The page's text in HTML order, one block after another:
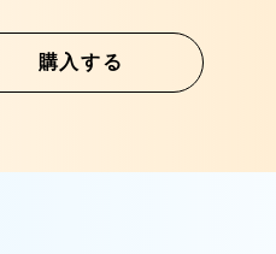
購入する